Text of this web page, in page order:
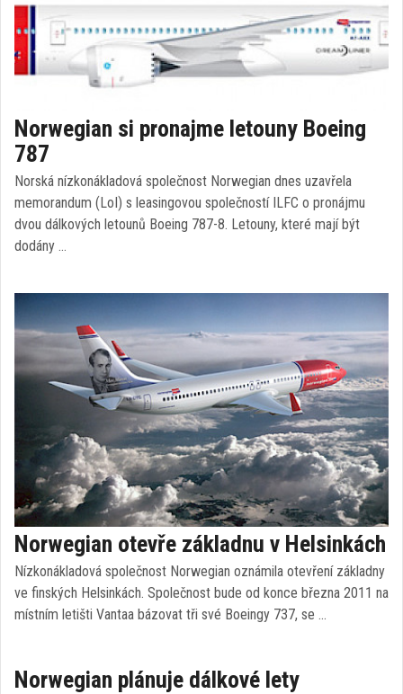
Norwegian si pronajme letouny Boeing
787
Norská nízkonákladová společnost Norwegian dnes uzavřela
memorandum (LoI) s leasingovou společností ILFC o pronájmu
dvou dálkových letounů Boeing 787-8. Letouny, které mají být
dodány …
Norwegian otevře základnu v Helsinkách
Nízkonákladová společnost Norwegian oznámila otevření základny
ve finských Helsinkách. Společnost bude od konce března 2011 na
místním letišti Vantaa bázovat tři své Boeingy 737, se …
Norwegian plánuje dálkové lety